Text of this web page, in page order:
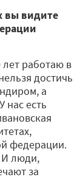
вы видите
работаю в
достичь
а
нас есть
федерации.
И люди,
за